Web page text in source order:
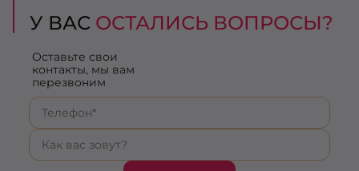
У ВАС ОСТАЛИСЬ ВОПРОСЫ?
Оставьте свои
контакты, мы вам
перезвоним